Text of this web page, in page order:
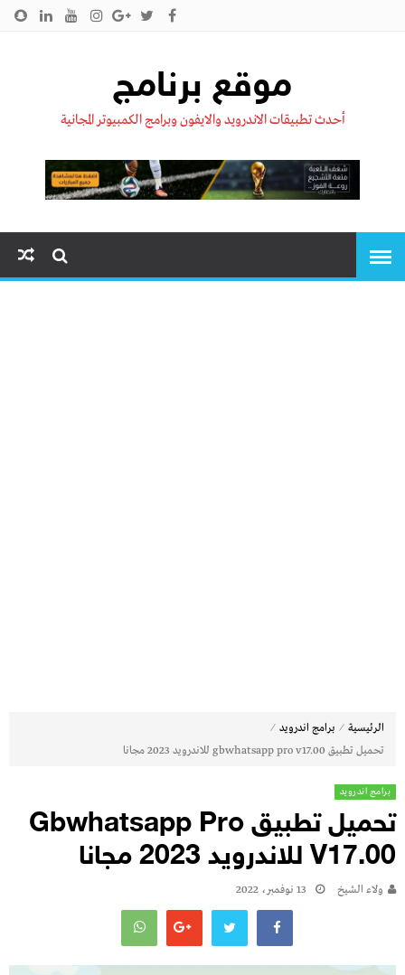
موقع برنامج
أحدث تطبيقات الاندرويد والايفون وبرامج الكمبيوتر المجانية
الرئيسية ⁄ برامج اندرويد ⁄
تحميل تطبيق gbwhatsapp pro v17.00 للاندرويد 2023 مجانا
برامج اندرويد
تحميل تطبيق Gbwhatsapp Pro
V17.00 للاندرويد 2023 مجانا
ولاء الشيخ 13 نوفمبر، 2022